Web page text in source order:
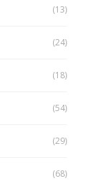
(13)
(24)
(18)
(54)
(29)
(68)